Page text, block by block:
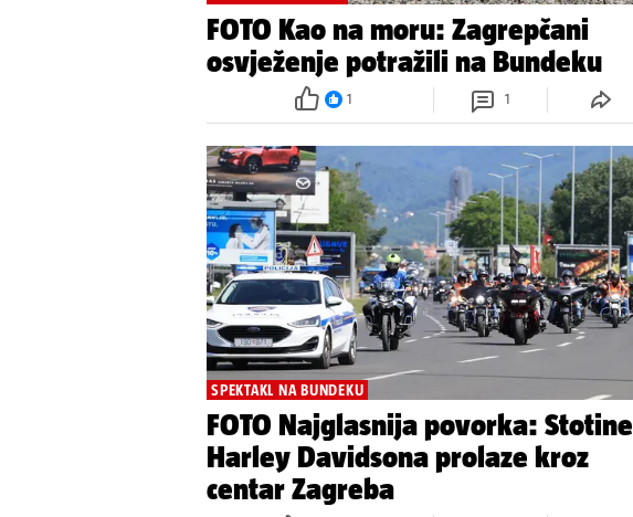
FOTO Kao na moru: Zagrepčani
osvježenje potražili na Bundeku
1 1
SPEKTAKL NA BUNDEKU
FOTO Najglasnija povorka: Stotine
Harley Davidsona prolaze kroz
centar Zagreba